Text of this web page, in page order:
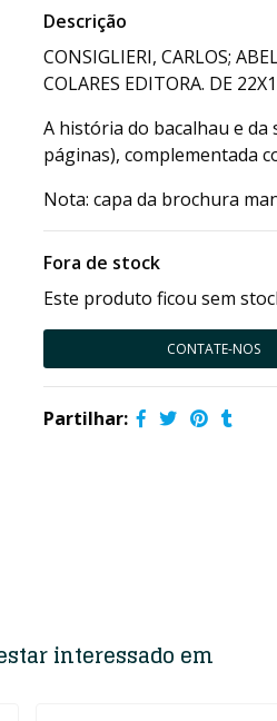
Descrição
CONSIGLIERI, CARLOS;
COLARES EDITORA. DE
A história do bacalhau e
páginas), complementada
Nota: capa da brochura
Fora de stock
Este produto ficou sem
CONTATE-NOS
Partilhar:
interessado em